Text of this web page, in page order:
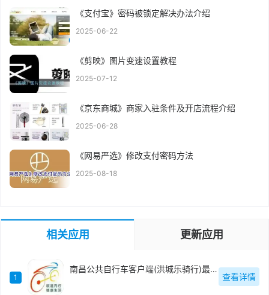
《支付宝》密码被锁定解决办法介绍
2025-06-22
《剪映》图片变速设置教程
2025-07-12
《京东商城》商家入驻条件及开店流程介绍
2025-06-28
《网易严选》修改支付密码方法
2025-08-18
相关应用 更新应用
1
南昌公共自行车客户端(洪城乐骑行)最新版
查看详情